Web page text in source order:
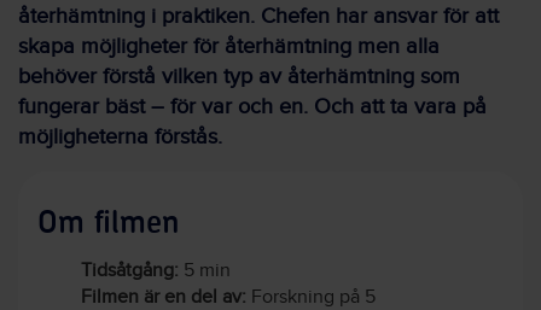
återhämtning i praktiken. Chefen har ansvar för att
skapa möjligheter för återhämtning men alla
behöver förstå vilken typ av återhämtning som
fungerar bäst – för var och en. Och att ta vara på
möjligheterna förstås.
Om filmen
Tidsåtgång: 5 min
Filmen är en del av: Forskning på 5